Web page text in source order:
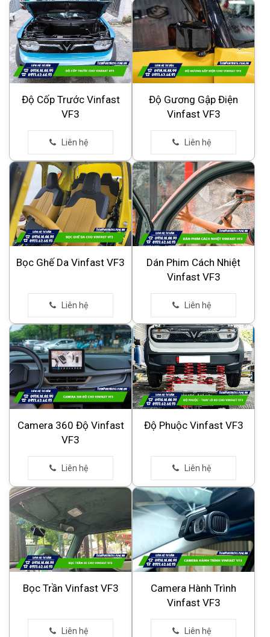
Độ Cốp Trước Vinfast
VF3
Độ Gương Gập Điện
Vinfast VF3
Bọc Ghế Da Vinfast VF3
Dán Phim Cách Nhiệt
Vinfast VF3
Camera 360 Độ Vinfast
VF3
Độ Phuộc Vinfast VF3
Bọc Trần Vinfast VF3
Camera Hành Trình
Vinfast VF3